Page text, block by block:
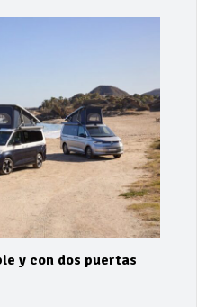
y con dos puertas